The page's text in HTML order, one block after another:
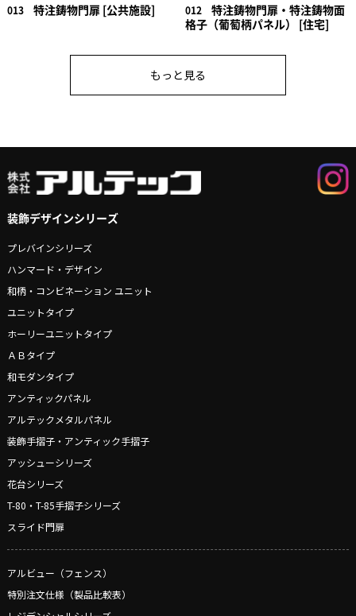
013 特注鋳物門扉 [公共施設] 012
特注鋳物門扉・特注鋳物面
格子（葡萄柄パネル） [住宅]
もっと見る
装飾デザインシリーズ
プレバインシリーズ
ハンマード・デザイン
和柄・コンビネーション ユニット
ユニットタイプ
ホーリーユニットタイプ
ＡＢタイプ
和モダンタイプ
アンティックパネル
アルテックメタルパネル
装飾手摺子・アンティック手摺子
アッシューシリーズ
花台シリーズ
T-80・T-85手摺子シリーズ
スライド門扉
アルビュー（フェンス）
特別注文仕様（製品比較表）